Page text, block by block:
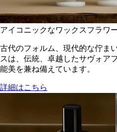
アイコニックなワックスフラワ
古代のフォルム、現代的な佇ま
スは、伝統、卓越したサヴォア
能美を兼ね備えています。
詳細はこちら